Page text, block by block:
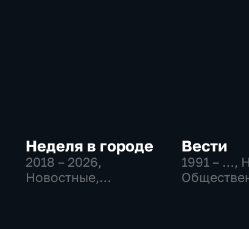
Неделя в городе
2018 – 2026,
Новостные,
Вести
1991 – …,